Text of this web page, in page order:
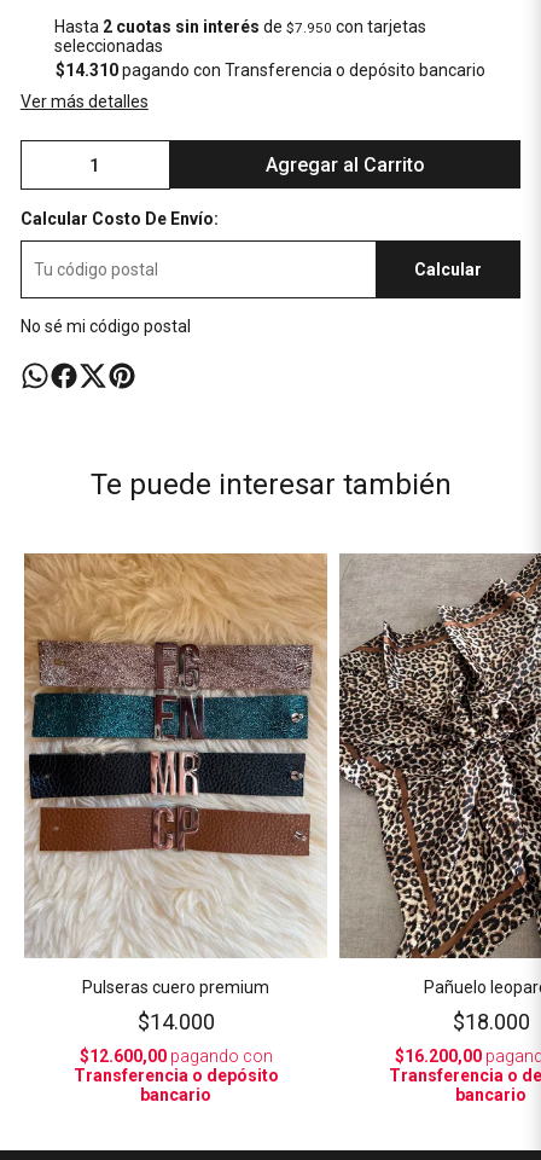
Hasta 2 cuotas sin interés de $7.950 con tarjetas
seleccionadas
$14.310pagando con Transferencia o depósito bancario
Ver más detalles
Agregar al Carrito
Calcular Costo De Envío:
Calcular
No sé mi código postal
Te puede interesar también
Pulseras cuero premium
$14.000
$12.600,00pagando con
Transferencia o depósito
bancario
Pañuelo
$18.000
$16.200,00
Transferencia o
bancario